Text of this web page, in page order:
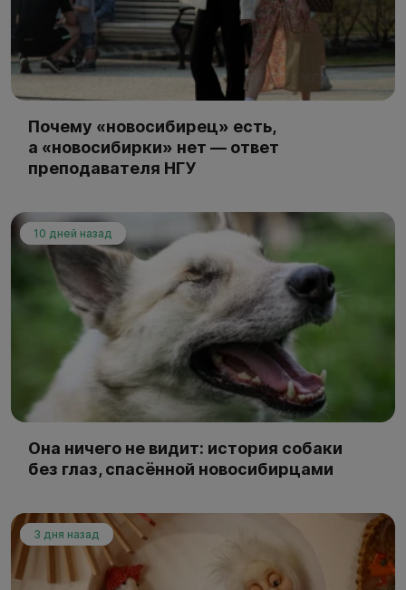
Почему «новосибирец» есть,
а «новосибирки» нет — ответ
преподавателя НГУ
10 дней назад
Она ничего не видит: история собаки
без глаз, спасённой новосибирцами
3 дня назад